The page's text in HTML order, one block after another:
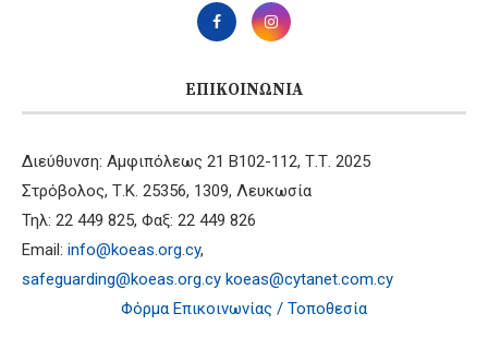
ΕΠΙΚΟΙΝΩΝΊΑ
Διεύθυνση: Αμφιπόλεως 21 B102-112, Τ.Τ. 2025
Στρόβολος, Τ.Κ. 25356, 1309, Λευκωσία
Τηλ: 22 449 825, Φαξ: 22 449 826
Email: info@koeas.org.cy,
safeguarding@koeas.org.cy koeas@cytanet.com.cy
Φόρμα Επικοινωνίας / Τοποθεσία